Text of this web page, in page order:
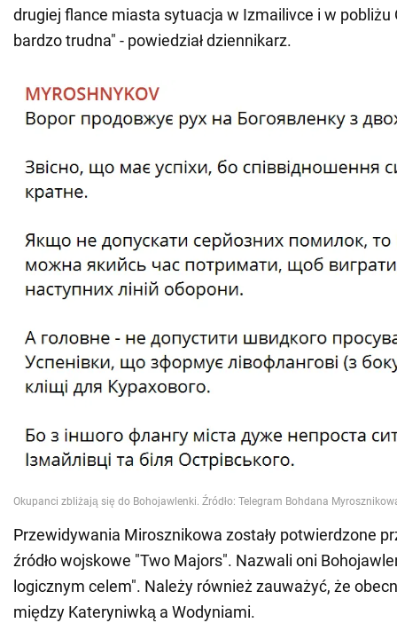
drugiej flance miasta sytuacja w Izmailivce i w pobliżu
bardzo trudna" - powiedział dziennikarz.
Przewidywania Mirosznikowa zostały potwierdzone
źródło wojskowe "Two Majors". Nazwali oni
logicznym celem". Należy również zauważyć, że
między Kateryniwką a Wodyniami.